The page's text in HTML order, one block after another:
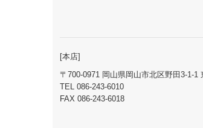
[本店]
〒700-0971 岡山県岡山市北区野田3-1-1
TEL 086-243-6010
FAX 086-243-6018